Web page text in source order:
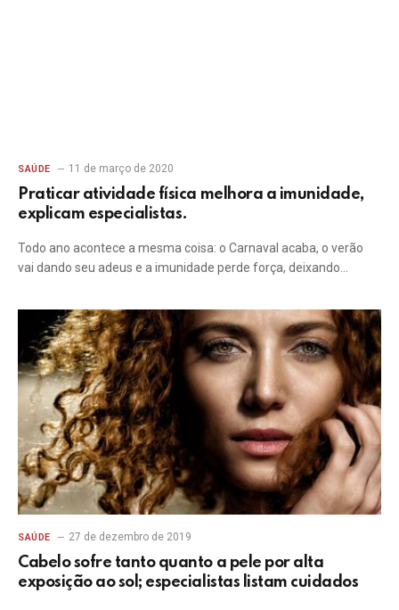
SAÚDE 11 de março de 2020
Praticar atividade física melhora a imunidade,
explicam especialistas.
Todo ano acontece a mesma coisa: o Carnaval acaba, o verão
vai dando seu adeus e a imunidade perde força, deixando…
SAÚDE 27 de dezembro de 2019
Cabelo sofre tanto quanto a pele por alta
exposição ao sol; especialistas listam cuidados